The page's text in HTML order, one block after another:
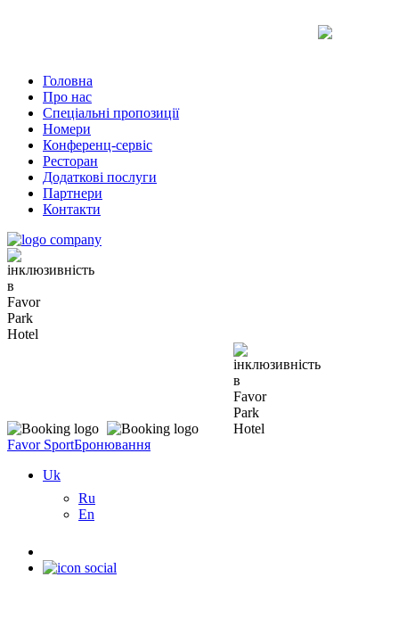
Головна
Про нас
Спеціальні пропозиції
Номери
Конференц-сервіс
Ресторан
Додаткові послуги
Партнери
Контакти
Favor SportБронювання
Uk
Ru
En